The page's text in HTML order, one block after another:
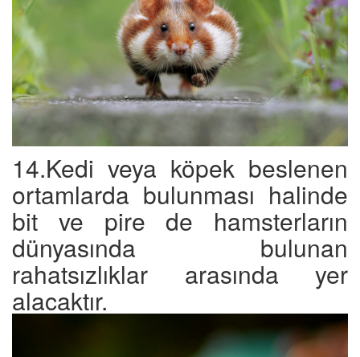
14.Kedi veya köpek beslenen
ortamlarda bulunması halinde
bit ve pire de hamsterların
dünyasında bulunan
rahatsızlıklar arasında yer
alacaktır.